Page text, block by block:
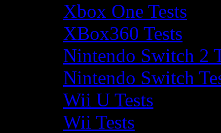
Xbox One Tests
XBox360 Tests
Nintendo Switch 2
Nintendo Switch
Wii U Tests
Wii Tests